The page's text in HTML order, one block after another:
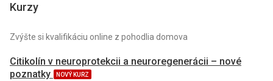
Kurzy
Zvýšte si kvalifikáciu online z pohodlia domova
Citikolín v neuroprotekcii a neuroregenerácii – nové
poznatky
NOVÝ KURZ